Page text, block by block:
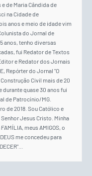
de Maria Cândida de
na Cidade de
anos e meio de idade vim
do Jornal de
anos, tenho diversas
fui Redator de Textos
e Redator dos Jornais
Repórter do Jornal "O
Construção Civil mais de 20
durante quase 30 anos fui
de Patrocínio/MG.
de 2018. Sou Católico e
Jesus Cristo. Minha
meus AMIGOS, o
DEUS me concedeu para